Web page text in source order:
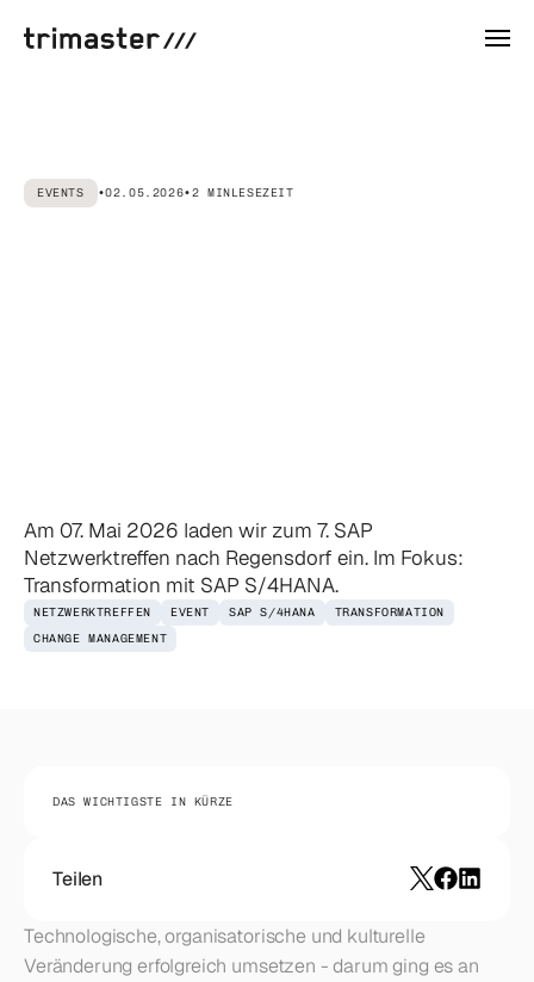
EVENTS •02.05.2026•2 MINLESEZEIT
Am 07. Mai 2026 laden wir zum 7. SAP
Netzwerktreffen nach Regensdorf ein. Im Fokus:
Transformation mit SAP S/4HANA.
NETZWERKTREFFEN EVENT SAP S/4HANA
TRANSFORMATION
CHANGE MANAGEMENT
DAS WICHTIGSTE IN KÜRZE
Teilen
Technologische, organisatorische und kulturelle
Veränderung erfolgreich umsetzen - darum ging es an